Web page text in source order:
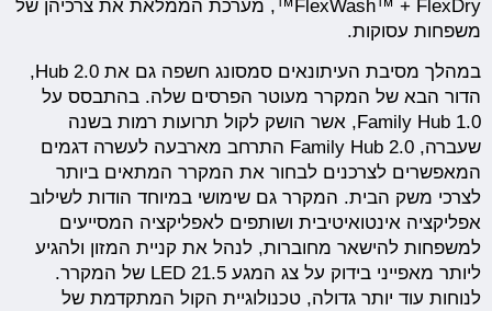
FlexWash™ + FlexDry™, מערכת הממלאת את צרכיהן של
משפחות עסוקות.
במהלך מסיבת העיתונאים סמסונג חשפה גם את Hub 2.0,
הדור הבא של המקרר מעוטר הפרסים שלה. בהתבסס על
Family Hub 1.0, אשר הושק לקול תרועות רמות בשנה
שעברה, Family Hub 2.0 התרחב מארבעה לעשרה דגמים
המאפשרים לצרכנים לבחור את המקרר המתאים ביותר
לצרכי משק הבית. המקרר גם שימושי במיוחד הודות לשילוב
אפליקציה אינטואיטיבית ושותפים לאפליקציה המסייעים
למשפחות להישאר מחוברות, לנהל את קניית המזון ולהגיע
ליותר מאפייני בידוק על צג המגע 21.5 LED של המקרר.
לנוחות עוד יותר גדולה, טכנולוגיית הקול המתקדמת של